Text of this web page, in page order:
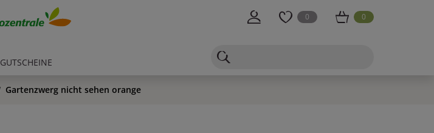
0 0
GUTSCHEINE
Gartenzwerg nicht sehen orange